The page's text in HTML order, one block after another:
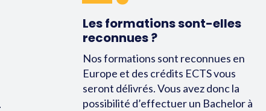
Les formations sont-elles
reconnues ?
Nos formations sont reconnues en
Europe et des crédits ECTS vous
seront délivrés. Vous avez donc la
possibilité d’effectuer un Bachelor à